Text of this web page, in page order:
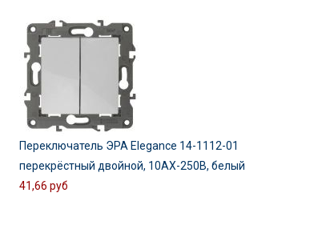
Переключатель ЭРА Elegance 14-1112-01
перекрёстный двойной, 10АХ-250В, белый
41,66 руб